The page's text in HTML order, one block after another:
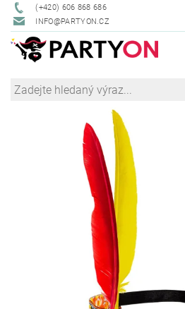
(+420) 606 868 686
INFO@PARTYON.CZ